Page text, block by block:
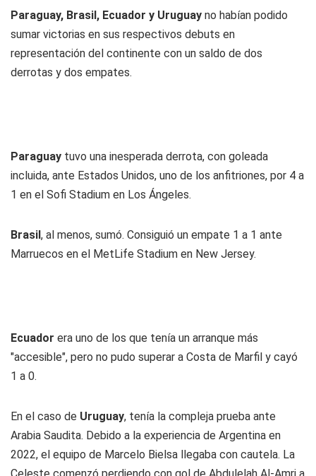
Paraguay, Brasil, Ecuador y Uruguay no habían podido
sumar victorias en sus respectivos debuts en
representación del continente con un saldo de dos
derrotas y dos empates.
Paraguay tuvo una inesperada derrota, con goleada
incluida, ante Estados Unidos, uno de los anfitriones, por 4 a
1 en el Sofi Stadium en Los Ángeles.
Brasil, al menos, sumó. Consiguió un empate 1 a 1 ante
Marruecos en el MetLife Stadium en New Jersey.
Ecuador era uno de los que tenía un arranque más
"accesible", pero no pudo superar a Costa de Marfil y cayó
1 a 0.
En el caso de Uruguay, tenía la compleja prueba ante
Arabia Saudita. Debido a la experiencia de Argentina en
2022, el equipo de Marcelo Bielsa llegaba con cautela. La